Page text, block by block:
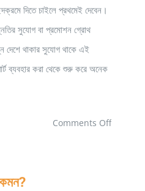
দিতে চাইলে প্রথমেই দেবেন।
সুযোগ বা প্রমোশন গ্রোথ
দেশে থাকার সুযোগ থাকে এই
ব্যবহার করা থেকে শুরু করে অনেক
Comments Offon